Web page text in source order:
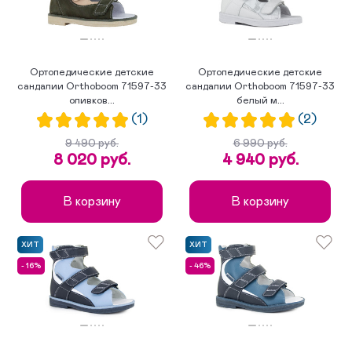
Ортопедические детские
сандалии Orthoboom 71597-33
оливков...
(1)
9 490 руб.
8 020 руб.
В корзину
Ортопедические детские
сандалии Orthoboom 71597-33
белый м...
(2)
6 990 руб.
4 940 руб.
В корзину
ХИТ
- 16%
ХИТ
- 46%